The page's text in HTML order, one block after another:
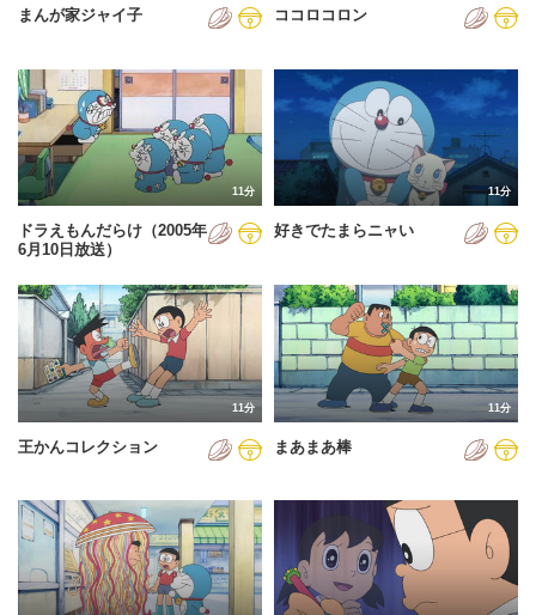
まんが家ジャイ子 ココロコロン
11分
ドラえもんだらけ（2005年
6月10日放送）
11分
好きでたまらニャい
11分
王かんコレクション
11分
まあまあ棒